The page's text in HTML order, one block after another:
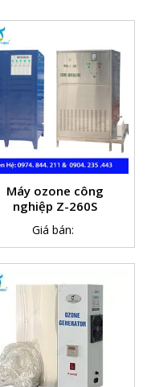
Máy ozone công
nghiệp Z-260S
Giá bán: